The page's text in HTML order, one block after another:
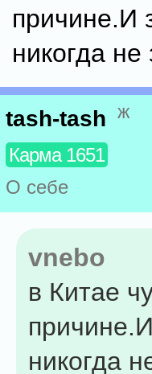
причине.И
никогда не
tash-tash ж
Карма 1651
О себе
vnebo
в Китае
никогда